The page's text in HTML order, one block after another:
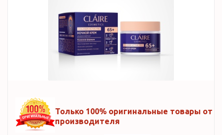
Только 100% оригинальные товары от
производителя